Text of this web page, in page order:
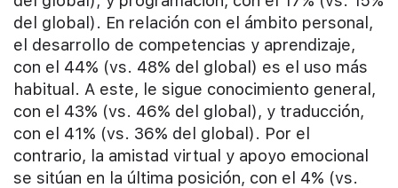
del global). En relación con el ámbito personal,
el desarrollo de competencias y aprendizaje,
con el 44% (vs. 48% del global) es el uso más
habitual. A este, le sigue conocimiento general,
con el 43% (vs. 46% del global), y traducción,
con el 41% (vs. 36% del global). Por el
contrario, la amistad virtual y apoyo emocional
se sitúan en la última posición, con el 4% (vs.